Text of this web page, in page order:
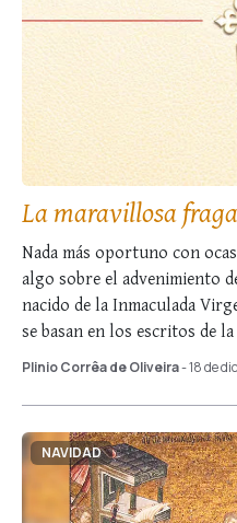
La maravillosa
Nada más oportuno con
algo sobre el advenimiento
nacido de la Inmaculada
se basan en los escritos de
Emmerich,[1] mística alemana
Plinio Corrêa de Oliveira- 18 de
NAVIDAD